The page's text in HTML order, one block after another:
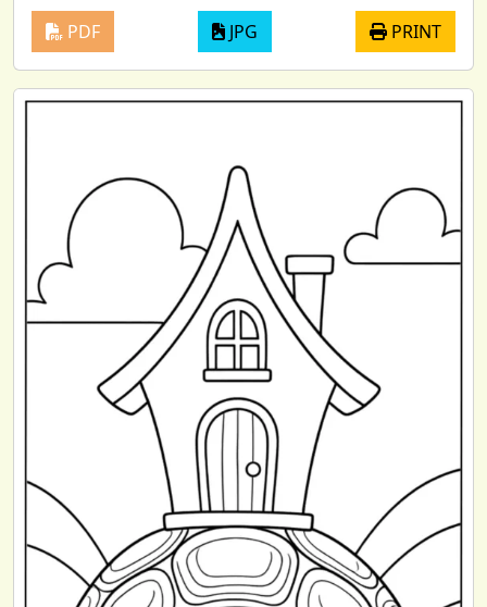
PDF JPG PRINT